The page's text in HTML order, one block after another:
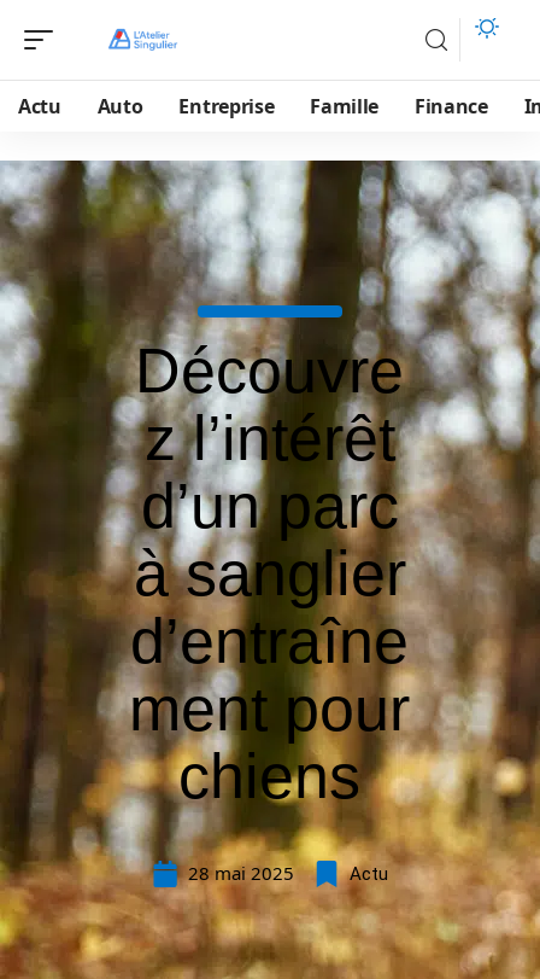
Actu Auto Entreprise Famille Finance
Découvre
z l’intérêt
d’un parc
à sanglier
d’entraîne
ment pour
chiens
28 mai 2025 Actu